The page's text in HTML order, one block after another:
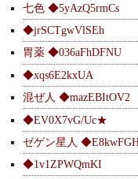
七色 ◆5yAzQ5rmCs
◆jrSCTgwVlSEh
胃薬 ◆036aFhDFNU
◆xqs6E2kxUA
混ぜ人 ◆mazEBItOV2
◆EV0X7vG/Uc★
ゼゲン星人
◆1v1ZPWQmKI